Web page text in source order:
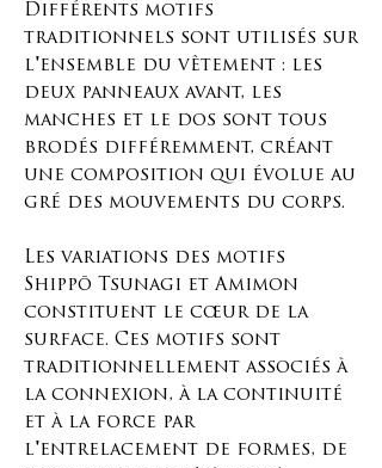
Différents motifs
traditionnels sont utilisés sur
l'ensemble du vêtement : les
deux panneaux avant, les
manches et le dos sont tous
brodés différemment, créant
une composition qui évolue au
gré des mouvements du corps.
Les variations des motifs
Shippō Tsunagi et Amimon
constituent le cœur de la
surface. Ces motifs sont
traditionnellement associés à
la connexion, à la continuité
et à la force par
l'entrelacement de formes, de